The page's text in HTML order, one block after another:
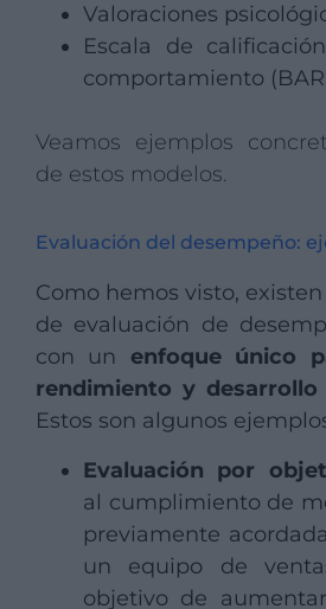
Valoraciones
Escala de
comportamiento
Veamos ejemplos
de estos modelos.
Evaluación del desempeño:
Como hemos visto,
de evaluación de
con un enfoque único
rendimiento y desarrollo
Estos son algunos
Evaluación por
al cumplimiento de
previamente
un equipo de
objetivo de